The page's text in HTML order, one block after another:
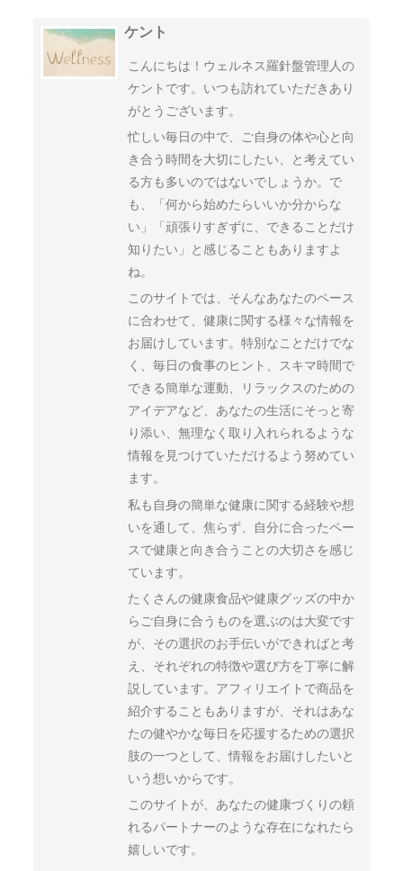
ケント
こんにちは！ウェルネス羅針盤管理人の
ケントです。いつも訪れていただきあり
がとうございます。
忙しい毎日の中で、ご自身の体や心と向
き合う時間を大切にしたい、と考えてい
る方も多いのではないでしょうか。で
も、「何から始めたらいいか分からな
い」「頑張りすぎずに、できることだけ
知りたい」と感じることもありますよ
ね。
このサイトでは、そんなあなたのペース
に合わせて、健康に関する様々な情報を
お届けしています。特別なことだけでな
く、毎日の食事のヒント、スキマ時間で
できる簡単な運動、リラックスのための
アイデアなど、あなたの生活にそっと寄
り添い、無理なく取り入れられるような
情報を見つけていただけるよう努めてい
ます。
私も自身の簡単な健康に関する経験や想
いを通して、焦らず、自分に合ったペー
スで健康と向き合うことの大切さを感じ
ています。
たくさんの健康食品や健康グッズの中か
らご自身に合うものを選ぶのは大変です
が、その選択のお手伝いができればと考
え、それぞれの特徴や選び方を丁寧に解
説しています。アフィリエイトで商品を
紹介することもありますが、それはあな
たの健やかな毎日を応援するための選択
肢の一つとして、情報をお届けしたいと
いう想いからです。
このサイトが、あなたの健康づくりの頼
れるパートナーのような存在になれたら
嬉しいです。